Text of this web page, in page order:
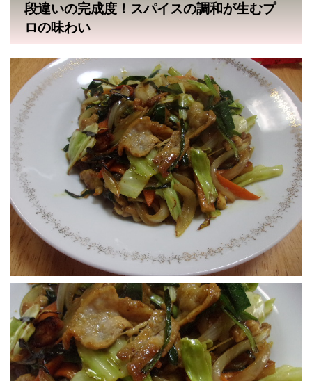
段違いの完成度！スパイスの調和が生むプ
ロの味わい